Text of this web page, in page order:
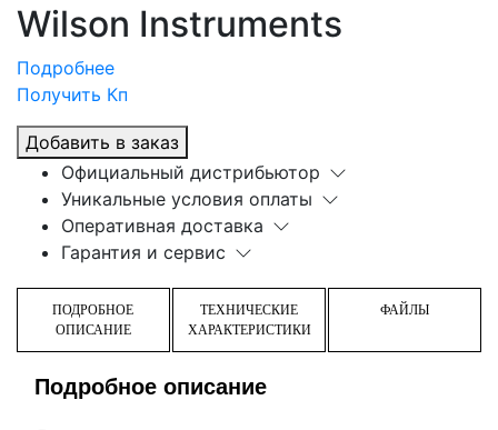
Wilson Instruments
Подробнее
Получить Кп
Добавить в заказ
Официальный дистрибьютор
Уникальные условия оплаты
Оперативная доставка
Гарантия и сервис
ПОДРОБНОЕ
ОПИСАНИЕ
ТЕХНИЧЕСКИЕ
ХАРАКТЕРИСТИКИ
ФАЙЛЫ
Подробное описание